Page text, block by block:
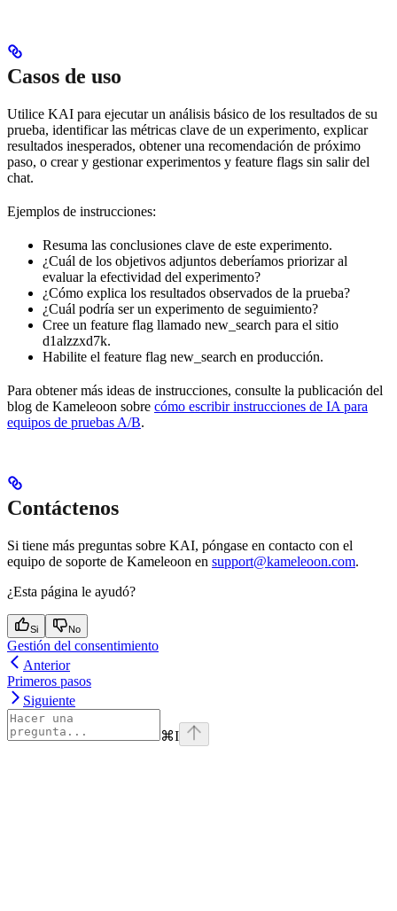
Casos de uso
Utilice KAI para ejecutar un análisis básico de los resultados de su
prueba, identificar las métricas clave de un experimento, explicar
resultados inesperados, obtener una recomendación de próximo
paso, o crear y gestionar experimentos y feature flags sin salir del
chat.
Ejemplos de instrucciones:
Resuma las conclusiones clave de este experimento.
¿Cuál de los objetivos adjuntos deberíamos priorizar al
evaluar la efectividad del experimento?
¿Cómo explica los resultados observados de la prueba?
¿Cuál podría ser un experimento de seguimiento?
Cree un feature flag llamado new_search para el sitio
d1alzzxd7k.
Habilite el feature flag new_search en producción.
Para obtener más ideas de instrucciones, consulte la publicación del
blog de Kameleoon sobre cómo escribir instrucciones de IA para
equipos de pruebas A/B.
Contáctenos
Si tiene más preguntas sobre KAI, póngase en contacto con el
equipo de soporte de Kameleoon en support@kameleoon.com.
¿Esta página le ayudó?
Si No
Gestión del consentimiento
Anterior
Primeros pasos
Siguiente
⌘I